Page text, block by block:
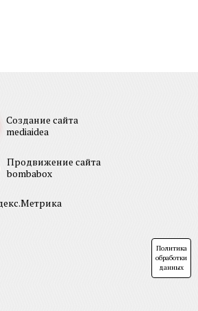
Создание сайта
mediaidea
Продвижение сайта
bombabox
Политика
обработки
данных